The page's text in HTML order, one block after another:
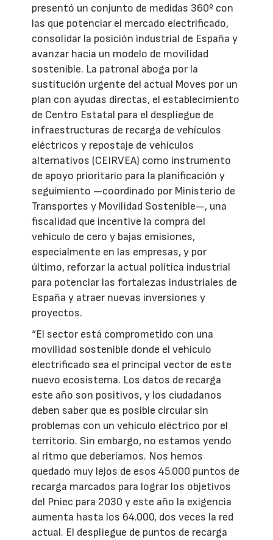
presentó un conjunto de medidas 360º con
las que potenciar el mercado electrificado,
consolidar la posición industrial de España y
avanzar hacia un modelo de movilidad
sostenible. La patronal aboga por la
sustitución urgente del actual Moves por un
plan con ayudas directas, el establecimiento
de Centro Estatal para el despliegue de
infraestructuras de recarga de vehículos
eléctricos y repostaje de vehículos
alternativos (CEIRVEA) como instrumento
de apoyo prioritario para la planificación y
seguimiento —coordinado por Ministerio de
Transportes y Movilidad Sostenible—, una
fiscalidad que incentive la compra del
vehículo de cero y bajas emisiones,
especialmente en las empresas, y por
último, reforzar la actual política industrial
para potenciar las fortalezas industriales de
España y atraer nuevas inversiones y
proyectos.
“El sector está comprometido con una
movilidad sostenible donde el vehículo
electrificado sea el principal vector de este
nuevo ecosistema. Los datos de recarga
este año son positivos, y los ciudadanos
deben saber que es posible circular sin
problemas con un vehículo eléctrico por el
territorio. Sin embargo, no estamos yendo
al ritmo que deberíamos. Nos hemos
quedado muy lejos de esos 45.000 puntos de
recarga marcados para lograr los objetivos
del Pniec para 2030 y este año la exigencia
aumenta hasta los 64.000, dos veces la red
actual. El despliegue de puntos de recarga